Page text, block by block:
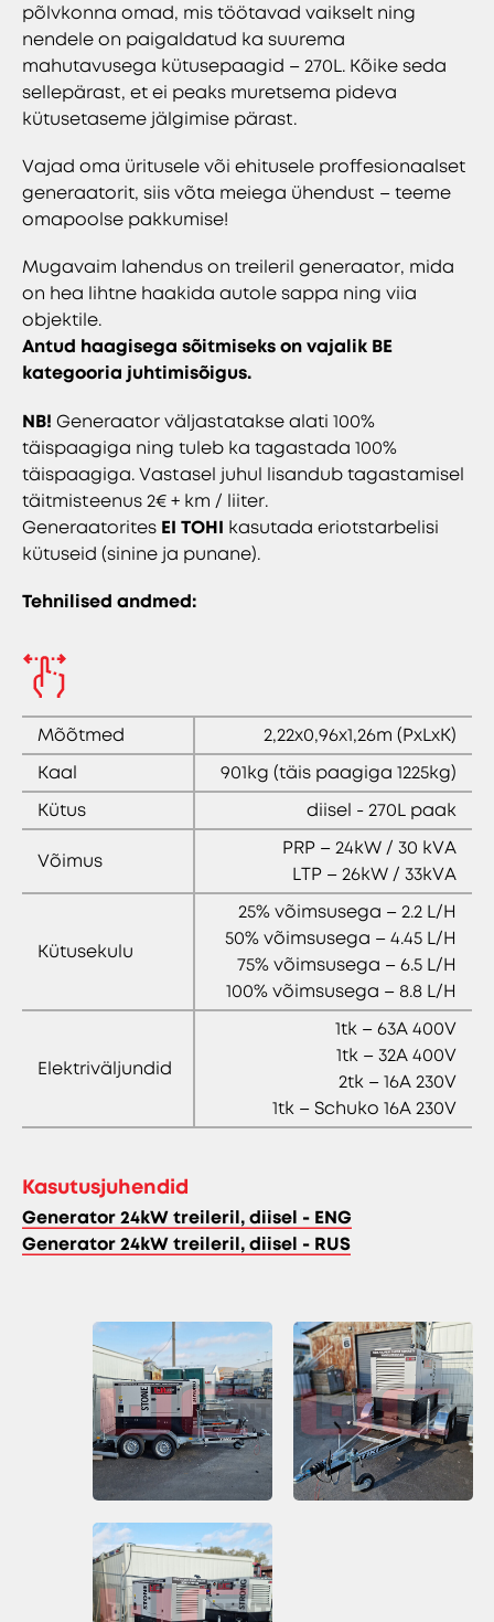
põlvkonna omad, mis töötavad vaikselt ning
nendele on paigaldatud ka suurema
mahutavusega kütusepaagid – 270L. Kõike seda
sellepärast, et ei peaks muretsema pideva
kütusetaseme jälgimise pärast.
Vajad oma üritusele või ehitusele proffesionaalset
generaatorit, siis võta meiega ühendust – teeme
omapoolse pakkumise!
Mugavaim lahendus on treileril generaator, mida
on hea lihtne haakida autole sappa ning viia
objektile.
Antud haagisega sõitmiseks on vajalik BE
kategooria juhtimisõigus.
NB! Generaator väljastatakse alati 100%
täispaagiga ning tuleb ka tagastada 100%
täispaagiga. Vastasel juhul lisandub tagastamisel
täitmisteenus 2€ + km / liiter.
Generaatorites EI TOHI kasutada eriotstarbelisi
kütuseid (sinine ja punane).
Tehnilised andmed:
Mõõtmed
2,22x0,96x1,26m (PxLxK)
Kaal
901kg (täis paagiga 1225kg)
Kütus
diisel - 270L paak
Võimus
PRP – 24kW / 30 kVA
LTP – 26kW / 33kVA
Kütusekulu
25% võimsusega – 2.2 L/H
50% võimsusega – 4.45 L/H
75% võimsusega – 6.5 L/H
100% võimsusega – 8.8 L/H
Elektriväljundid
1tk – 63A 400V
1tk – 32A 400V
2tk – 16A 230V
1tk – Schuko 16A 230V
Kasutusjuhendid
Generator 24kW treileril, diisel - ENG
Generator 24kW treileril, diisel - RUS